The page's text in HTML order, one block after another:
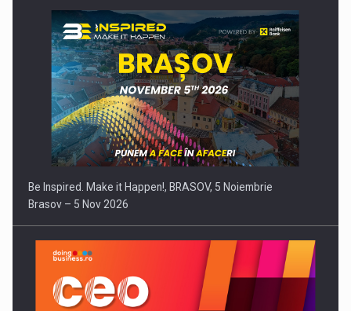
Be Inspired. Make it Happen!, BRASOV, 5 Noiembrie
Brasov – 5 Nov 2026